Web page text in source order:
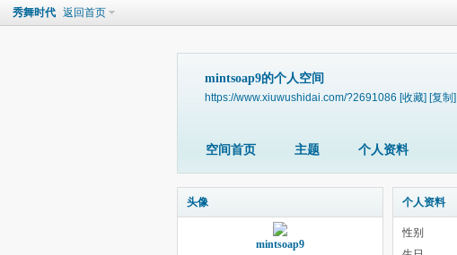
秀舞时代 返回首页
mintsoap9的个人空间
https://www.xiuwushidai.com/?2691086 [收藏] [复制]
空间首页 主题 个人资料
头像
mintsoap9
个人资料
性别